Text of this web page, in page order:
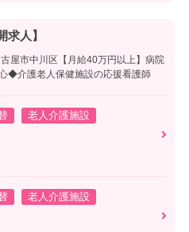
求人】
屋市中川区【月給40万円以上】病院
◆介護老人保健施設の応援看護師
老人介護施設
老人介護施設